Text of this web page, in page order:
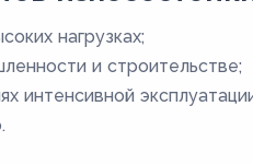
нагрузках;
и строительстве;
интенсивной